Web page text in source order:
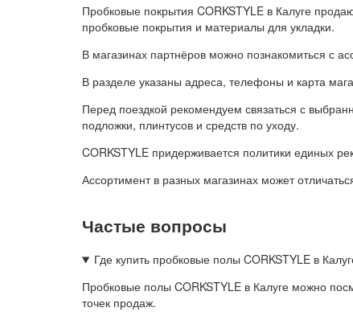
Пробковые покрытия CORKSTYLE в Калуге
пробковые покрытия и материалы для укладки.
В магазинах партнёров можно познакомиться с
В разделе указаны адреса, телефоны и карта
Перед поездкой рекомендуем связаться с
подложки, плинтусов и средств по уходу.
CORKSTYLE придерживается политики единых
Ассортимент в разных магазинах может
Частые вопросы
Где купить пробковые полы CORKSTYLE в
Пробковые полы CORKSTYLE в Калуге можно
точек продаж.